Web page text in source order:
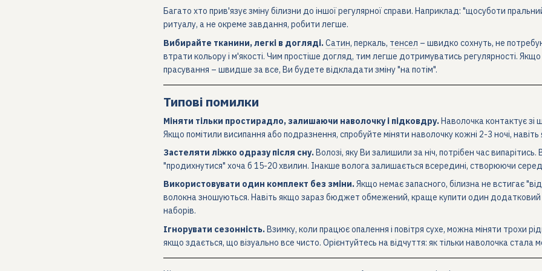
Багато хто прив'язує зміну білизни до іншої регулярної справи. Наприклад: "щосуботи
ритуалу, а не окреме завдання, робити легше.
Вибирайте тканини, легкі в догляді.Сатин, перкаль, тенсел – швидко сохнуть, не
втрати кольору і м'якості. Чим простіше догляд, тим легше дотримуватись регулярності.
прасування – швидше за все, Ви будете відкладати зміну "на потім".
Типові помилки
Міняти тільки простирадло, залишаючи наволочку і підковдру.Наволочка контактує зі
Якщо помітили висипання або подразнення, спробуйте міняти наволочку кожні 2-3 ночі,
Застеляти ліжко одразу після сну.Волозі, яку Ви залишили за ніч, потрібен час
"продихнутися" хоча б 15-20 хвилин. Інакше волога залишається всередині, створюючи
Використовувати один комплект без зміни.Якщо немає запасного, білизна не встигає
волокна зношуються. Навіть якщо зараз бюджет обмежений, краще купити один додатковий
наборів.
Ігнорувати сезонність.Взимку, коли працює опалення і повітря сухе, можна міняти трохи
якщо здається, що візуально все чисто. Орієнтуйтесь на відчуття: як тільки наволочка